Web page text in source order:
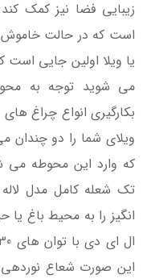
زیبایی فضا نیز کمک
است که در حالت خاموش
یا ویلا اولین جایی است
می شوید توجه به
بکارگیری انواع چراغ
ویلای شما را دو
که وارد این محوطه می
تک شعله کامل مدل
انگیز را به محیط باغ